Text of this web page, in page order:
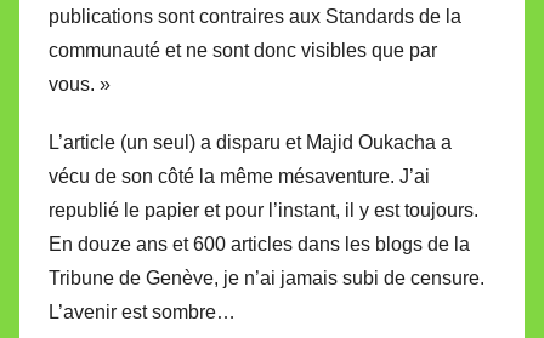
l
e
l
e
t
t
e
publications sont contraires aux Standards de la
communauté et ne sont donc visibles que par
vous. »
L’article (un seul) a disparu et Majid Oukacha a
vécu de son côté la même mésaventure. J’ai
republié le papier et pour l’instant, il y est toujours.
En douze ans et 600 articles dans les blogs de la
Tribune de Genève, je n’ai jamais subi de censure.
L’avenir est sombre…